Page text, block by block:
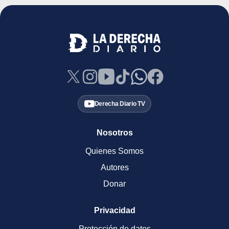
Derecha Diario TV
Nosotros
Quienes Somos
Autores
Donar
Privacidad